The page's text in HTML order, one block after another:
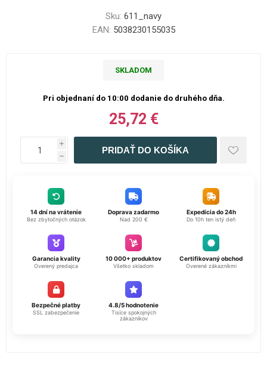
Sku: 611_navy
EAN: 5038230155035
SKLADOM
Pri objednaní do 10:00 dodanie do druhého dňa.
25,72 €
i
h
14 dní na vrátenie
Bez zbytočných otázok
Doprava zadarmo
Nad 200 €
Expedícia do 24h
Do 10h ten istý deň
Garancia kvality
Overený predajca
10 000+ produktov
Všetko skladom
Certifikovaný obchod
Overené zákazníkmi
Bezpečné platby
SSL zabezpečenie
4.8/5 hodnotenie
Tisíce spokojných
zákazníkov